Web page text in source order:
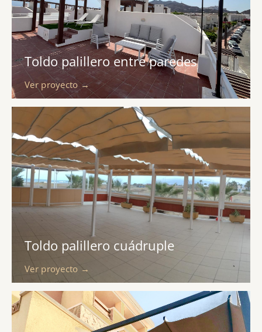
Toldo palillero entre paredes
Ver proyecto →
Toldo palillero cuádruple
Ver proyecto →